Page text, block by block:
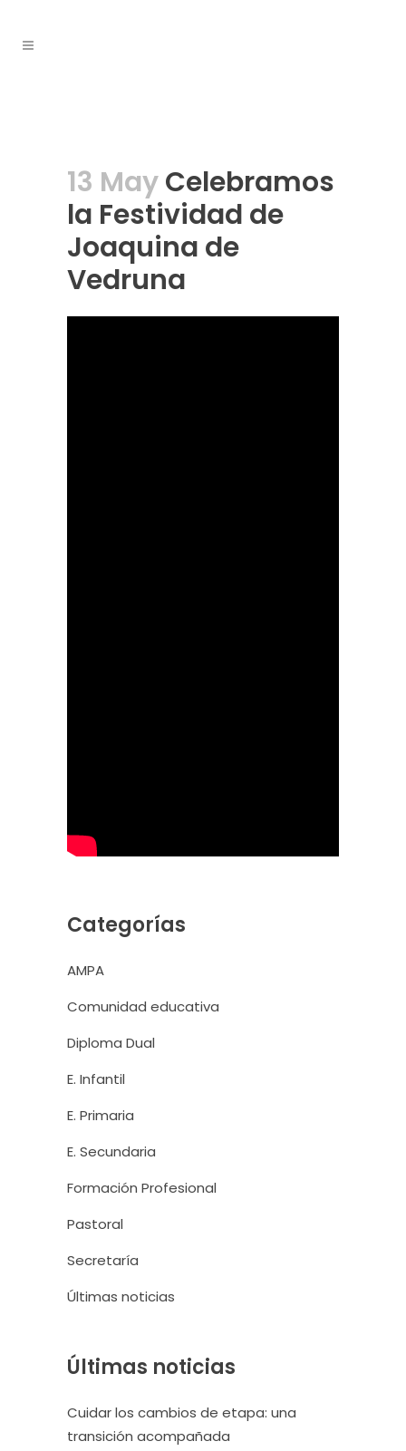
13 MayCelebramos
la Festividad de
Joaquina de
Vedruna
Categorías
AMPA
Comunidad educativa
Diploma Dual
E. Infantil
E. Primaria
E. Secundaria
Formación Profesional
Pastoral
Secretaría
Últimas noticias
Últimas noticias
Cuidar los cambios de etapa: una
transición acompañada